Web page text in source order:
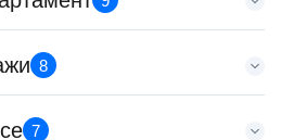
департамент
8
сегменте малого и среднего
7